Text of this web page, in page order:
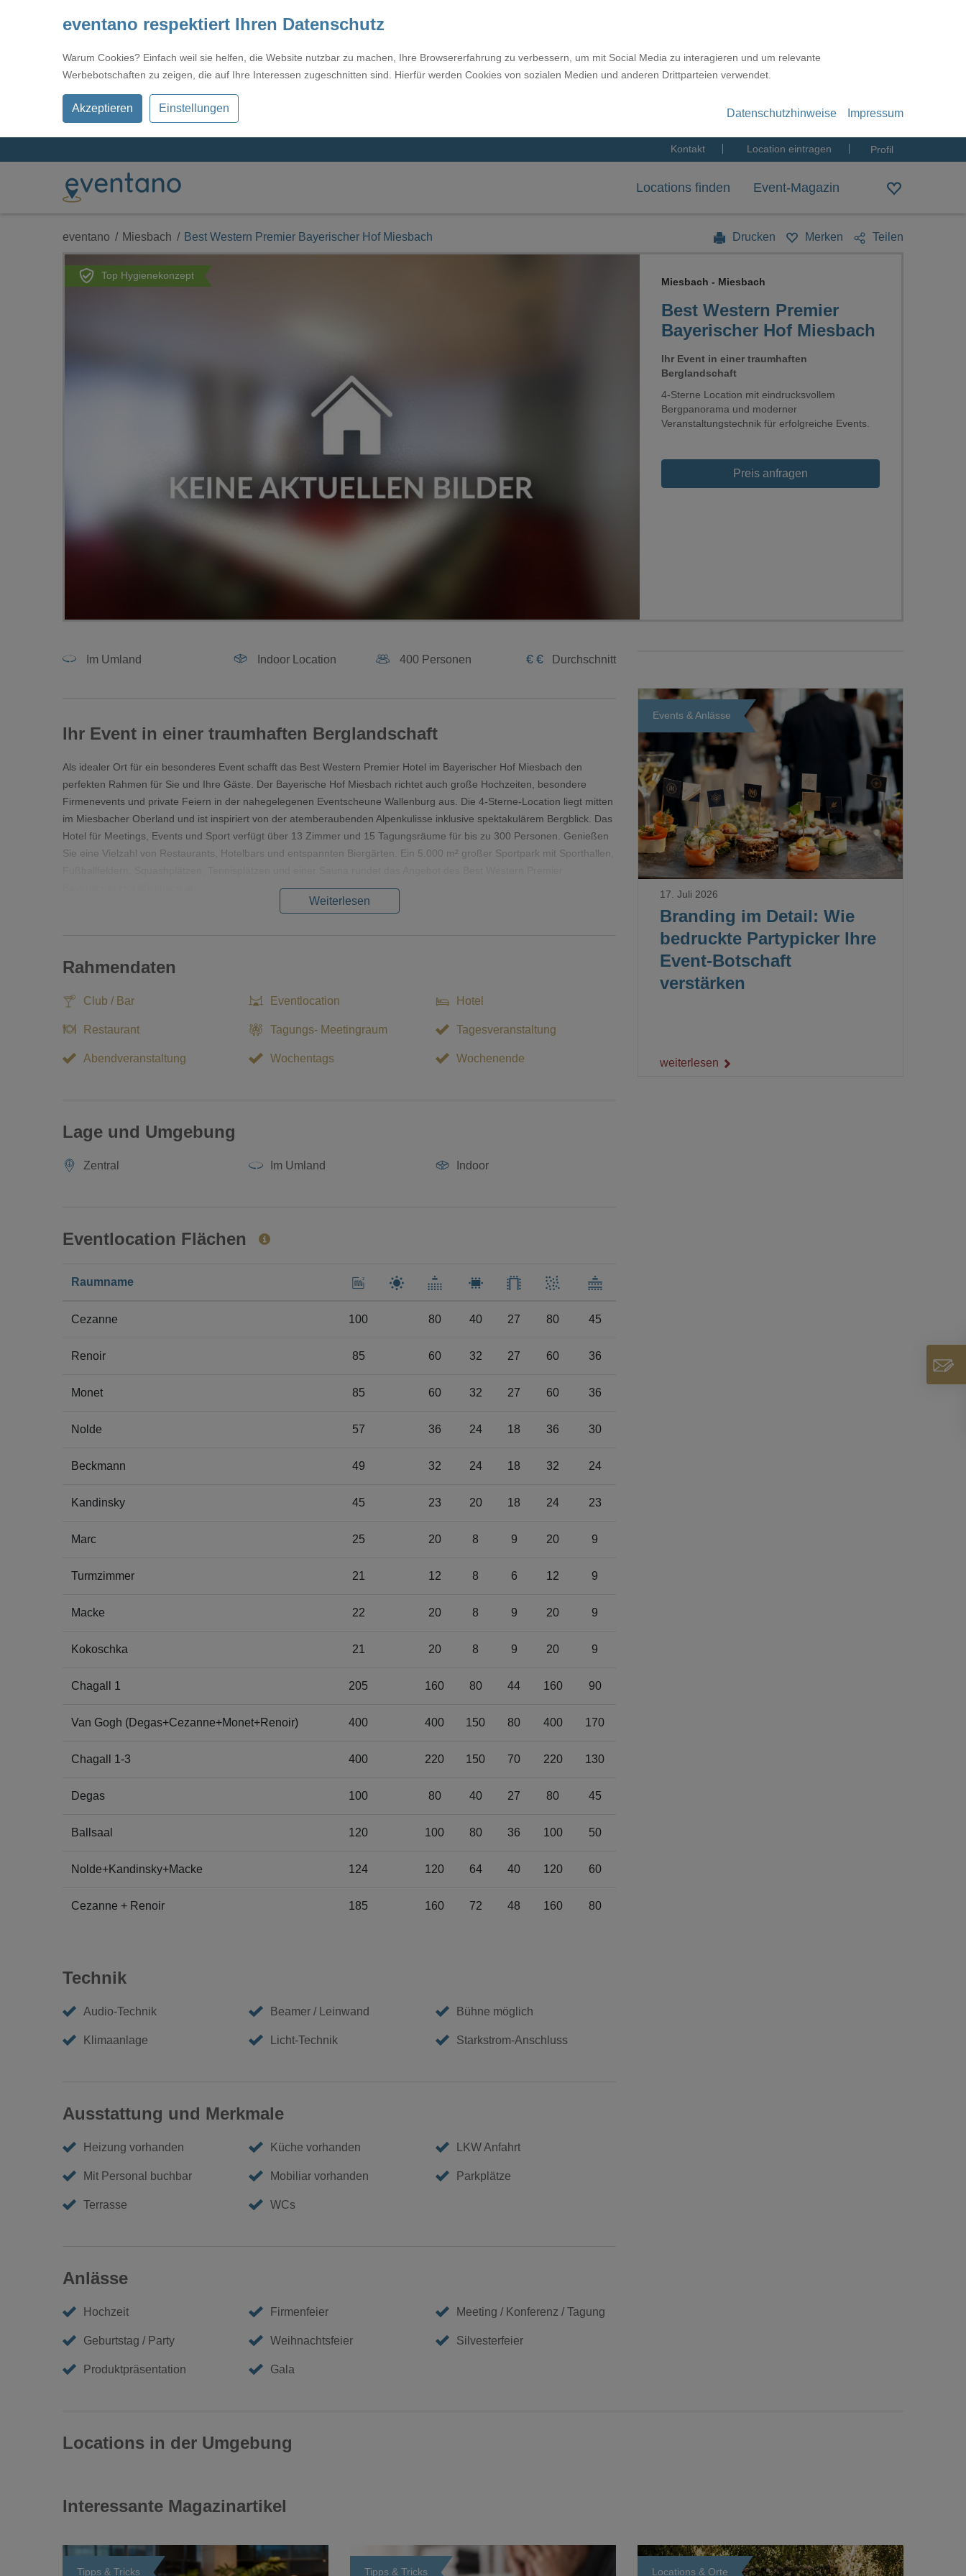
eventano respektiert Ihren Datenschutz
Warum Cookies? Einfach weil sie helfen, die Website nutzbar zu machen, Ihre Browsererfahrung zu verbessern, um mit Social Media zu interagieren und um relevante
Werbebotschaften zu zeigen, die auf Ihre Interessen zugeschnitten sind. Hierfür werden Cookies von sozialen Medien und anderen Drittparteien verwendet.
Akzeptieren Einstellungen Datenschutzhinweise Impressum
Kontakt Location eintragen Profil
Locations finden Event-Magazin
eventano Miesbach Best Western Premier Bayerischer Hof Miesbach Drucken Merken Teilen
Top Hygienekonzept
Best Western Premier
Bayerischer Hof Miesbach
Miesbach - Miesbach
Ihr Event in einer traumhaften
Berglandschaft
4-Sterne Location mit eindrucksvollem
Bergpanorama und moderner
Veranstaltungstechnik für erfolgreiche Events.
Preis anfragen
Im Umland Indoor Location 400 Personen € € Durchschnitt
Ihr Event in einer traumhaften Berglandschaft
Als idealer Ort für ein besonderes Event schafft das Best Western Premier Hotel im Bayerischer Hof Miesbach den
perfekten Rahmen für Sie und Ihre Gäste. Der Bayerische Hof Miesbach richtet auch große Hochzeiten, besondere
Firmenevents und private Feiern in der nahegelegenen Eventscheune Wallenburg aus. Die 4-Sterne-Location liegt mitten
im Miesbacher Oberland und ist inspiriert von der atemberaubenden Alpenkulisse inklusive spektakulärem Bergblick. Das
Hotel für Meetings, Events und Sport verfügt über 13 Zimmer und 15 Tagungsräume für bis zu 300 Personen. Genießen
Sie eine Vielzahl von Restaurants, Hotelbars und entspannten Biergärten. Ein 5.000 m² großer Sportpark mit Sporthallen,
Weiterlesen
Rahmendaten
Club / Bar Eventlocation Hotel
Restaurant Tagungs- Meetingraum Tagesveranstaltung
Abendveranstaltung Wochentags Wochenende
Lage und Umgebung
Zentral Im Umland Indoor
Eventlocation Flächen
Raumname
Cezanne 100 80 40 27 80 45
Renoir 85 60 32 27 60 36
Monet 85 60 32 27 60 36
Nolde 57 36 24 18 36 30
Beckmann 49 32 24 18 32 24
Kandinsky 45 23 20 18 24 23
Marc 25 20 8 9 20 9
Turmzimmer 21 12 8 6 12 9
Macke 22 20 8 9 20 9
Kokoschka 21 20 8 9 20 9
Chagall 1 205 160 80 44 160 90
Van Gogh (Degas+Cezanne+Monet+Renoir) 400 400 150 80 400 170
Chagall 1-3 400 220 150 70 220 130
Degas 100 80 40 27 80 45
Ballsaal 120 100 80 36 100 50
Nolde+Kandinsky+Macke 124 120 64 40 120 60
Cezanne + Renoir 185 160 72 48 160 80
Technik
Audio-Technik Beamer / Leinwand Bühne möglich
Klimaanlage Licht-Technik Starkstrom-Anschluss
Ausstattung und Merkmale
Heizung vorhanden Küche vorhanden LKW Anfahrt
Mit Personal buchbar Mobiliar vorhanden Parkplätze
Terrasse WCs
Anlässe
Hochzeit Firmenfeier Meeting / Konferenz / Tagung
Geburtstag / Party Weihnachtsfeier Silvesterfeier
Produktpräsentation Gala
Events & Anlässe
Loading...
Branding im Detail: Wie
bedruckte Partypicker Ihre
Event-Botschaft
verstärken
17. Juli 2026
weiterlesen
Locations in der Umgebung
Interessante Magazinartikel
Tipps & Tricks Tipps & Tricks Locations & Orte